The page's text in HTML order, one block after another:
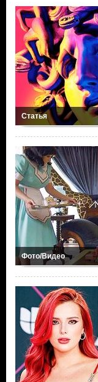
Статья
Фото/Видео